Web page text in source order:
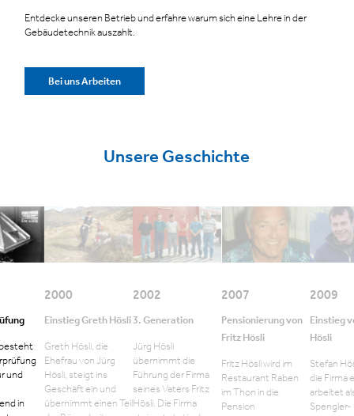
Entdecke unseren Betrieb und erfahre warum sich eine Lehre in der
Gebäudetechnik auszahlt.
Bei uns Arbeiten
Unsere Geschichte
und
in
2000
Einstieg Greth Hösli
Greth Hösli, die
Ehefrau von Jürg
Hösli, steigt ins
Geschäft ein und
übernimmt einen Teil
2002
3. Generation
Jürg Hösli
übernimmt die
Führung der Firma
seines Vaters Fritz
Hösli. Die Firma
2007
Pensionierung von
Fritz Hösli
Fritz Hösli wird im
Restaurant Raben
im Thon in die
Pension
2009
Einstieg
Hösli
Stefan
die Firma
arbeitet
Spengler-